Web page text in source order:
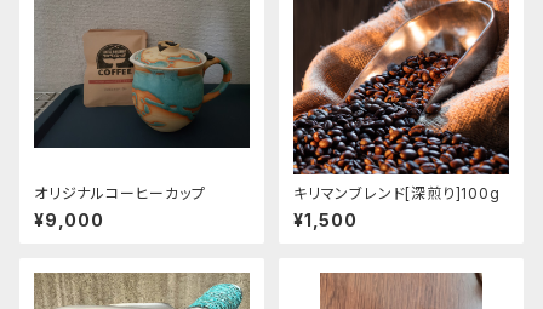
オリジナルコーヒーカップ
¥9,000
キリマンブレンド[深煎り]100g
¥1,500